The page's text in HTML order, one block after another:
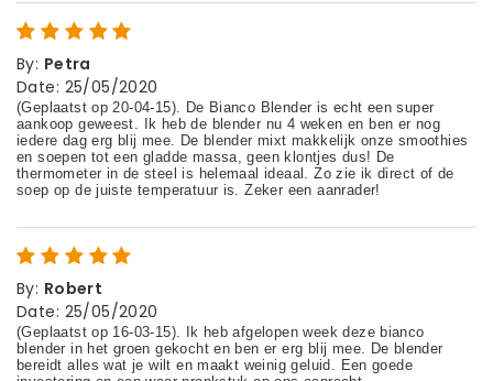
By: Petra
Date: 25/05/2020
By: Robert
Date: 25/05/2020